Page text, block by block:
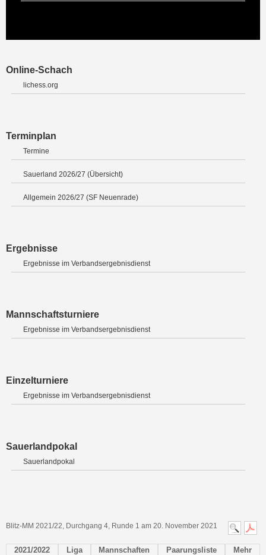
Online-Schach
lichess.org
Terminplan
Termine
Sauerland 2026/27 (Übersicht)
Allgemein 2026/27 (SF Neuenrade)
Ergebnisse
Ergebnisse im Verbandsergebnisdienst
Mannschaftsturniere
Ergebnisse im Verbandsergebnisdienst
Einzelturniere
Ergebnisse im Verbandsergebnisdienst
Sauerlandpokal
Sauerlandpokal
Blitz-MM 2021/22, Durchgang 4, Runde 1 am 20. November 2021
2021/2022 Liga Mannschaften Paarungsliste Mehr